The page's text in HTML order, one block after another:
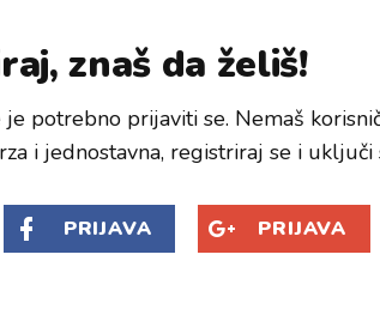
znaš da želiš!
potrebno prijaviti se. Nemaš
i jednostavna, registriraj se i uključi
PRIJAVA PRIJAVA